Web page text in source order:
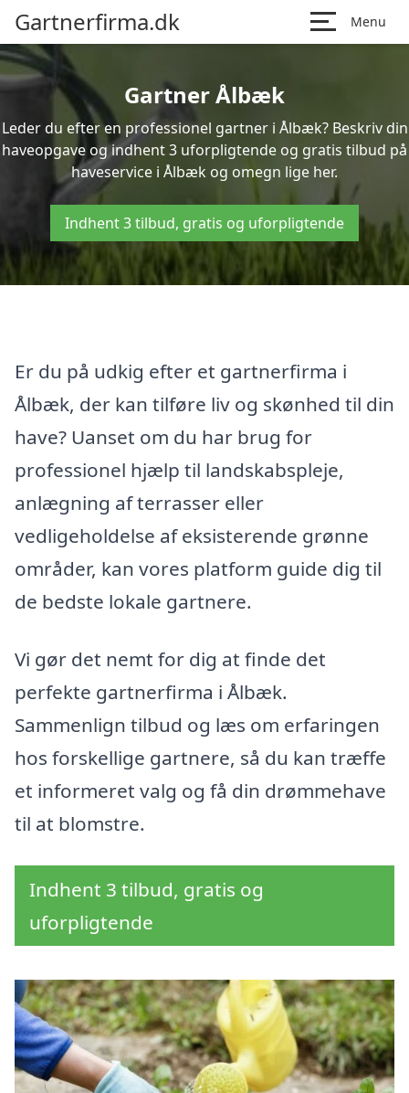
Gartnerfirma.dk Menu
Gartner Ålbæk
Leder du efter en professionel gartner i Ålbæk? Beskriv din
haveopgave og indhent 3 uforpligtende og gratis tilbud på
haveservice i Ålbæk og omegn lige her.
Indhent 3 tilbud, gratis og uforpligtende
Er du på udkig efter et gartnerfirma i
Ålbæk, der kan tilføre liv og skønhed til din
have? Uanset om du har brug for
professionel hjælp til landskabspleje,
anlægning af terrasser eller
vedligeholdelse af eksisterende grønne
områder, kan vores platform guide dig til
de bedste lokale gartnere.
Vi gør det nemt for dig at finde det
perfekte gartnerfirma i Ålbæk.
Sammenlign tilbud og læs om erfaringen
hos forskellige gartnere, så du kan træffe
et informeret valg og få din drømmehave
til at blomstre.
Indhent 3 tilbud, gratis og
uforpligtende